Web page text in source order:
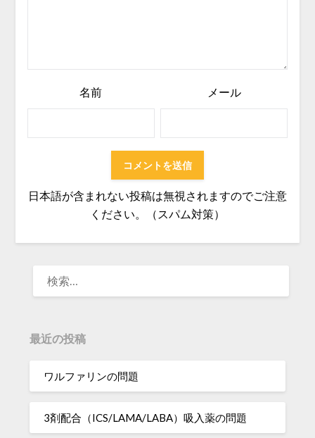
名前 メール
日本語が含まれない投稿は無視されますのでご注意
ください。（スパム対策）
最近の投稿
ワルファリンの問題
3剤配合（ICS/LAMA/LABA）吸入薬の問題